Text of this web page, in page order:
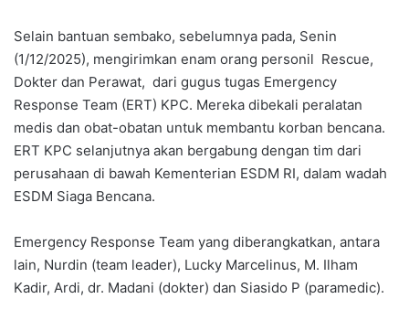
Selain bantuan sembako, sebelumnya pada, Senin
(1/12/2025), mengirimkan enam orang personil Rescue,
Dokter dan Perawat, dari gugus tugas Emergency
Response Team (ERT) KPC. Mereka dibekali peralatan
medis dan obat-obatan untuk membantu korban bencana.
ERT KPC selanjutnya akan bergabung dengan tim dari
perusahaan di bawah Kementerian ESDM RI, dalam wadah
ESDM Siaga Bencana.
Emergency Response Team yang diberangkatkan, antara
lain, Nurdin (team leader), Lucky Marcelinus, M. Ilham
Kadir, Ardi, dr. Madani (dokter) dan Siasido P (paramedic).